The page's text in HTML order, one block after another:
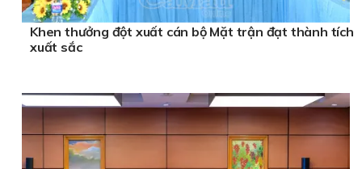
Khen thưởng đột xuất cán bộ Mặt trận đạt thành tích
xuất sắc